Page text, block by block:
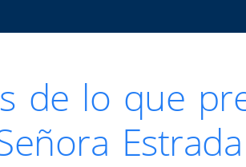
de lo que
Estrada